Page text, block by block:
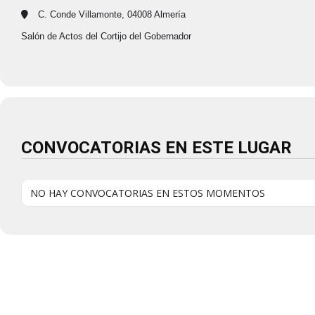
C. Conde Villamonte, 04008 Almería
Salón de Actos del Cortijo del Gobernador
CONVOCATORIAS EN ESTE LUGAR
NO HAY CONVOCATORIAS EN ESTOS MOMENTOS